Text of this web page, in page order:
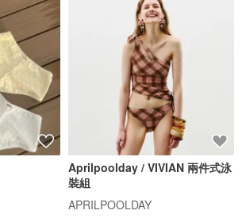
Aprilpoolday / VIVIAN 兩件式泳
裝組
APRILPOOLDAY